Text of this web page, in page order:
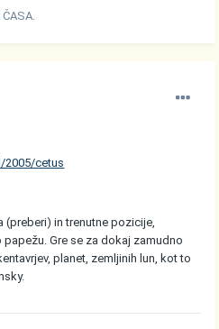
ČASA.
2005/cetus
(preberi) in trenutne pozicije,
Gre se za dokaj zamudno
planet, zemljinih lun, kot to